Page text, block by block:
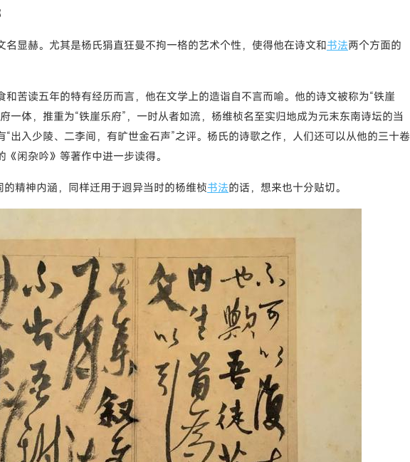
名显赫。尤其是杨氏狷直狂曼不拘一格的艺术个性，使得他在诗文和书法两个方面的
和苦读五年的特有经历而言，他在文学上的造诣自不言而喻。他的诗文被称为“铁崖
一体，推重为“铁崖乐府”，一时从者如流，杨维桢名至实归地成为元末东南诗坛的当
“出入少陵、二李间，有旷世金石声”之评。杨氏的诗歌之作，人们还可以从他的三十卷
闲杂吟》等著作中进一步读得。
的精神内涵，同样迁用于迥异当时的杨维桢书法的话，想来也十分贴切。